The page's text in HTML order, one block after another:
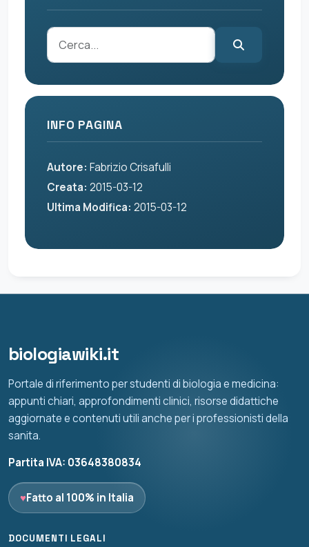
INFO PAGINA
Autore: Fabrizio Crisafulli
Creata: 2015-03-12
Ultima Modifica: 2015-03-12
biologiawiki.it
Portale di riferimento per studenti di biologia e medicina:
appunti chiari, approfondimenti clinici, risorse didattiche
aggiornate e contenuti utili anche per i professionisti della
sanita.
Partita IVA: 03648380834
♥Fatto al 100% in Italia
DOCUMENTI LEGALI